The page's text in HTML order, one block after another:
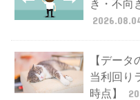
き・不向
【デー
当利回り
時点】